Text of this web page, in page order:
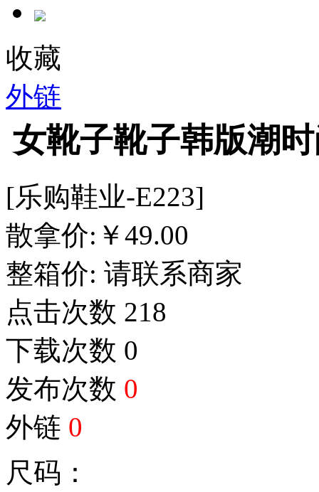
收藏
外链
女靴子靴子韩版潮
[乐购鞋业-E223]
散拿价: ￥49.00
整箱价: 请联系商家
点击次数 218
下载次数 0
发布次数 0
外链 0
尺码：